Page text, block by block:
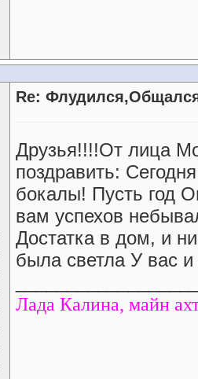
Re:
Друзья!!!!От лица
поздравить:
бокалы! Пусть год
вам успехов
Достатка в дом, и
была светла У вас
Лада Калина, майн